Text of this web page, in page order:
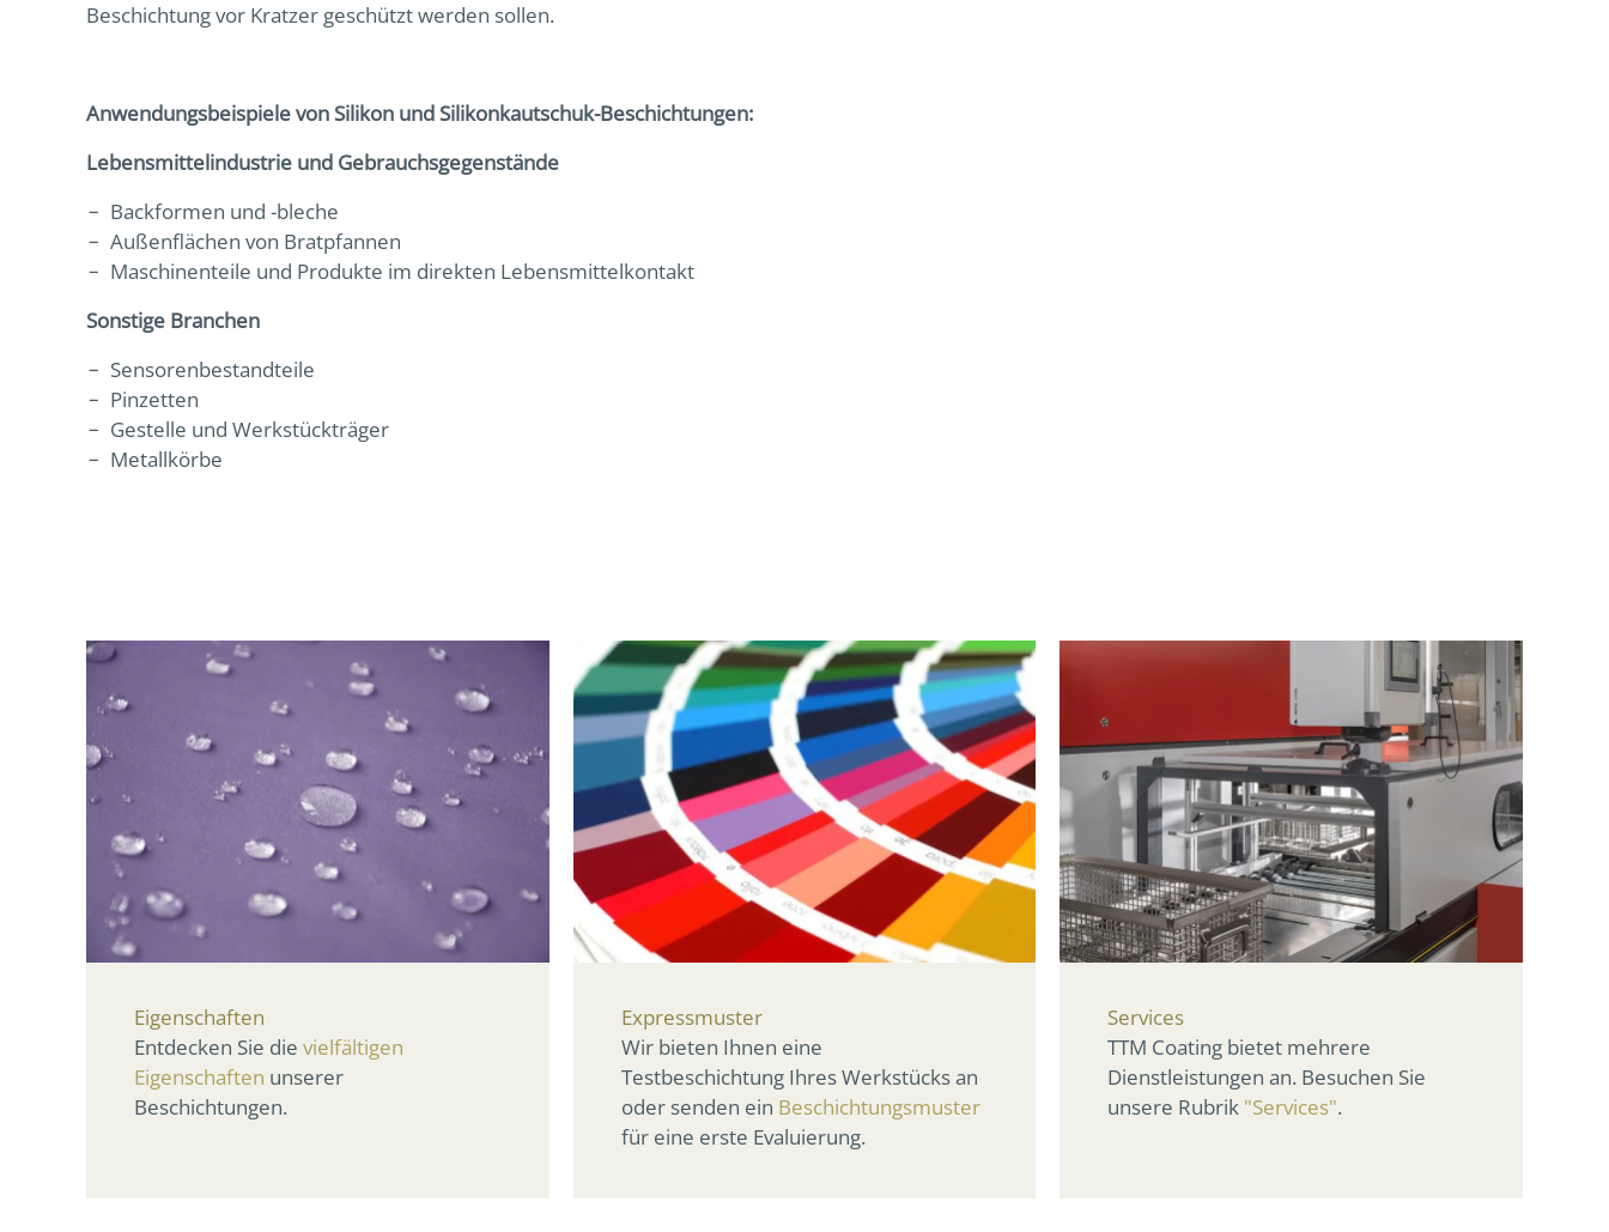
Beschichtung vor Kratzer geschützt werden sollen.
Anwendungsbeispiele von Silikon und Silikonkautschuk-Beschichtungen:
Lebensmittelindustrie und Gebrauchsgegenstände
Backformen und -bleche
Außenflächen von Bratpfannen
Maschinenteile und Produkte im direkten Lebensmittelkontakt
Sonstige Branchen
Sensorenbestandteile
Pinzetten
Gestelle und Werkstückträger
Metallkörbe
Eigenschaften
Entdecken Sie die vielfältigen
Eigenschaften unserer
Beschichtungen.
Expressmuster
Wir bieten Ihnen eine
Testbeschichtung Ihres Werkstücks an
oder senden ein Beschichtungsmuster
für eine erste Evaluierung.
Services
TTM Coating bietet mehrere
Dienstleistungen an. Besuchen Sie
unsere Rubrik "Services".